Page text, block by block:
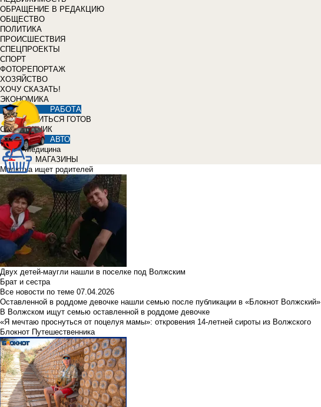
ОБРАЩЕНИЕ В РЕДАКЦИЮ
ОБЩЕСТВО
ПОЛИТИКА
ПРОИСШЕСТВИЯ
СПЕЦПРОЕКТЫ
СПОРТ
ФОТОРЕПОРТАЖ
ХОЗЯЙСТВО
ХОЧУ СКАЗАТЬ!
ЭКОНОМИКА
РАБОТА
УЧИТЬСЯ ГОТОВ
СПРАВОЧНИК
АВТО
Медицина
МАГАЗИНЫ
Малютка ищет родителей
Двух детей-маугли нашли в поселке под Волжским
Брат и сестра
Все новости по теме 07.04.2026
Оставленной в роддоме девочке нашли семью после публикации в «Блокнот Волжский»
В Волжском ищут семью оставленной в роддоме девочке
«Я мечтаю проснуться от поцелуя мамы»: откровения 14-летней сироты из Волжского
Блокнот Путешественника